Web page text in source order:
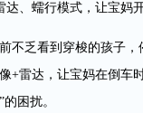
达、蠕行模式，让宝妈
不乏看到穿梭的孩子
+雷达，让宝妈在倒车
困扰。